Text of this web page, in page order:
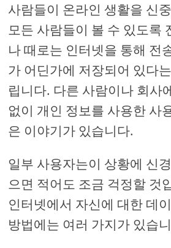
사람들이 온라인 생활을 신
모든 사람들이 볼 수 있도록
나 때로는 인터넷을 통해 전
가 어딘가에 저장되어 있다
립니다. 다른 사람이나 회사
없이 개인 정보를 사용한 사
은 이야기가 있습니다.
일부 사용자는이 상황에 신
으면 적어도 조금 걱정할 것
인터넷에서 자신에 대한 데
방법에는 여러 가지가 있습